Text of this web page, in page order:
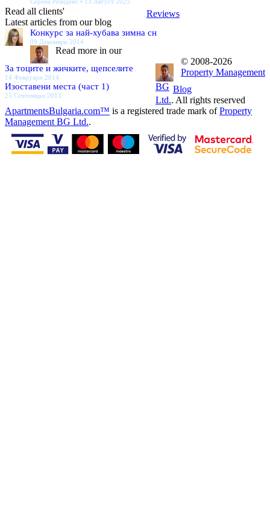
Reviews
Read all clients'
Latest articles from our blog
Конкурс за най-хубава зимна сн
09 Декември 2014
За тоците и жичките, щепселите
14 Февруари 2014
Изоставени места (част 1)
25 Септември 2013
Blog
Read more in our
© 2008-2026
Property Management
BG
Ltd.. All rights reserved
ApartmentsBulgaria.com™ is a registered trade mark ofProperty
Management BG Ltd..